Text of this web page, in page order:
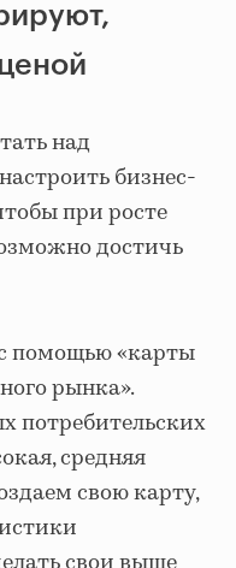
над
бизнес-
при росте
достичь
помощью «карты
рынка».
потребительских
средняя
свою карту,